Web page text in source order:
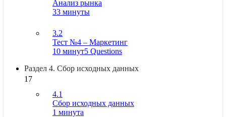
Анализ рынка
33 минуты
3.2
Тест №4 – Маркетинг
10 минут5 Questions
Раздел 4. Сбор исходных данных
17
4.1
Сбор исходных данных
1 минута